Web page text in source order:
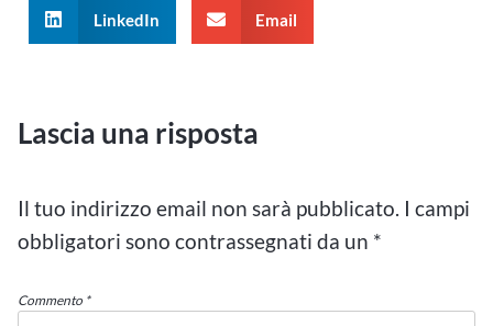
LinkedIn Email
Lascia una risposta
Il tuo indirizzo email non sarà pubblicato. I campi
obbligatori sono contrassegnati da un *
Commento *